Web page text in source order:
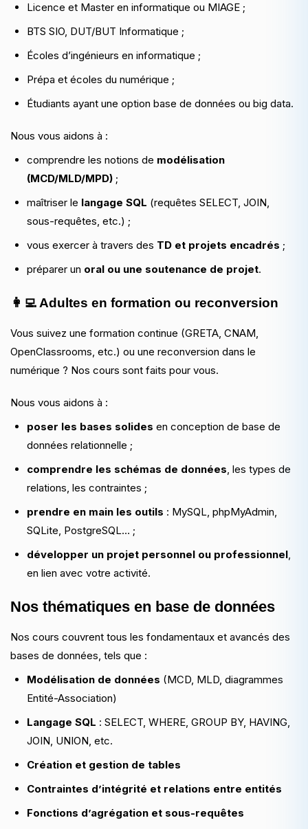
Licence et Master en informatique ou MIAGE ;
BTS SIO, DUT/BUT Informatique ;
Écoles d’ingénieurs en informatique ;
Prépa et écoles du numérique ;
Étudiants ayant une option base de données ou big data.
Nous vous aidons à :
comprendre les notions de modélisation
(MCD/MLD/MPD) ;
maîtriser le langage SQL (requêtes SELECT, JOIN,
sous-requêtes, etc.) ;
vous exercer à travers des TD et projets encadrés ;
préparer un oral ou une soutenance de projet.
👩‍💻 Adultes en formation ou reconversion
Vous suivez une formation continue (GRETA, CNAM,
OpenClassrooms, etc.) ou une reconversion dans le
numérique ? Nos cours sont faits pour vous.
Nous vous aidons à :
poser les bases solides en conception de base de
données relationnelle ;
comprendre les schémas de données, les types de
relations, les contraintes ;
prendre en main les outils : MySQL, phpMyAdmin,
SQLite, PostgreSQL… ;
développer un projet personnel ou professionnel,
en lien avec votre activité.
Nos thématiques en base de données
Nos cours couvrent tous les fondamentaux et avancés des
bases de données, tels que :
Modélisation de données (MCD, MLD, diagrammes
Entité-Association)
Langage SQL : SELECT, WHERE, GROUP BY, HAVING,
JOIN, UNION, etc.
Création et gestion de tables
Contraintes d’intégrité et relations entre entités
Fonctions d’agrégation et sous-requêtes